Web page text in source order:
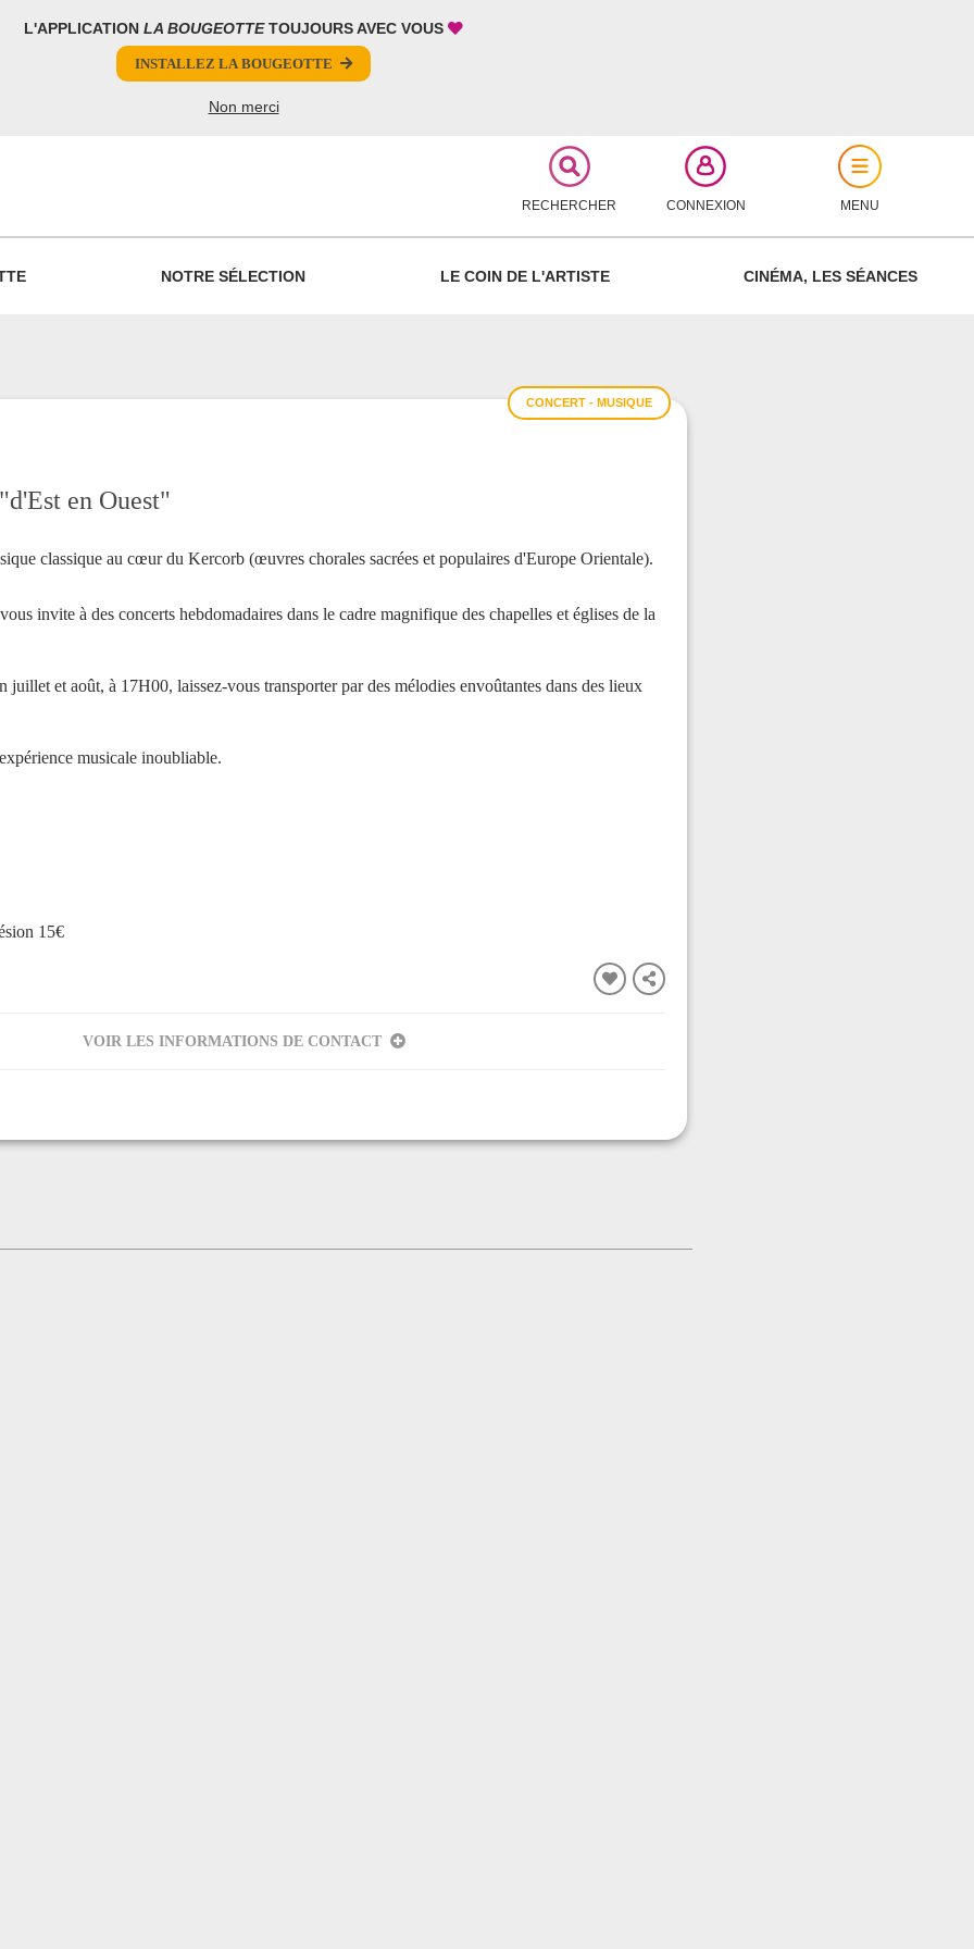
L'APPLICATION LA BOUGEOTTETOUJOURS AVEC VOUS
INSTALLEZ LA BOUGEOTTE
Non merci
RECHERCHER CONNEXION MENU
NOTRE SÉLECTION LE COIN DE L'ARTISTE CINÉMA, LES SÉANCES
CONCERT - MUSIQUE
en Ouest"
classique au cœur du Kercorb (œuvres chorales sacrées et populaires d'Europe Orientale).
invite à des concerts hebdomadaires dans le cadre magnifique des chapelles et églises de la
juillet et août, à 17H00, laissez-vous transporter par des mélodies envoûtantes dans des lieux
musicale inoubliable.
15€
VOIR LES INFORMATIONS DE CONTACT
FERMER
PARTAGER